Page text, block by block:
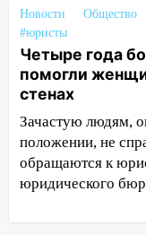
09:44
юному
08:21
велосипеда
07:18 В
погода в
Новости Общество
#юристы
Четыре года
помогли
стенах
Зачастую людям,
положении, не
обращаются к
юридического